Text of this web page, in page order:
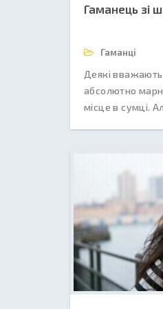
Гаманець зі
Гаманці
Деякі
абсолютно
місце в сумці.